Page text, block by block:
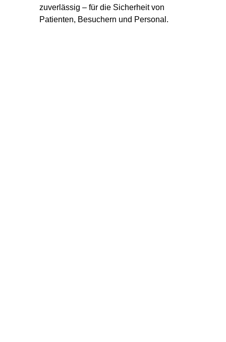
zuverlässig – für die Sicherheit von
Patienten, Besuchern und Personal.